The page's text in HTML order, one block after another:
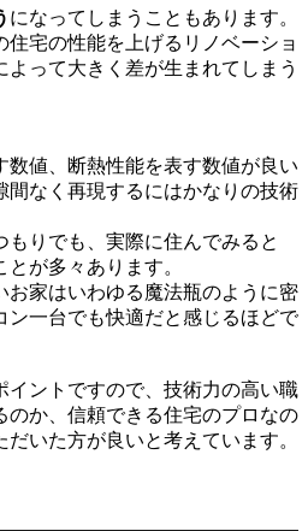
になってしまうこともあります。
宅の性能を上げるリノベーショ
よって大きく差が生まれてしまう
数値、断熱性能を表す数値が良い
間なく再現するにはかなりの技術
もりでも、実際に住んでみると
とが多々あります。
お家はいわゆる魔法瓶のように密
ン一台でも快適だと感じるほどで
イントですので、技術力の高い職
のか、信頼できる住宅のプロなの
いた方が良いと考えています。